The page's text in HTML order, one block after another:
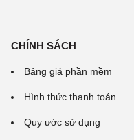
CHÍNH SÁCH
Bảng giá phần mềm
Hình thức thanh toán
Quy ước sử dụng